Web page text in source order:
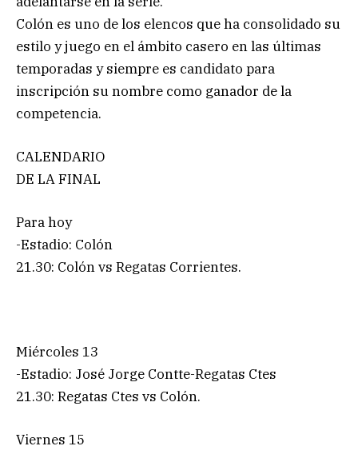
Colón es uno de los elencos que ha consolidado su
estilo y juego en el ámbito casero en las últimas
temporadas y siempre es candidato para
inscripción su nombre como ganador de la
competencia.
CALENDARIO
DE LA FINAL
Para hoy
-Estadio: Colón
21.30: Colón vs Regatas Corrientes.
Miércoles 13
-Estadio: José Jorge Contte-Regatas Ctes
21.30: Regatas Ctes vs Colón.
Viernes 15